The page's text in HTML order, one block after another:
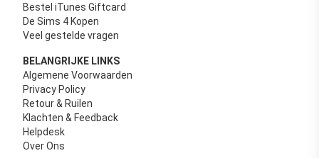
Bestel iTunes Giftcard
De Sims 4 Kopen
Veel gestelde vragen
BELANGRIJKE LINKS
Algemene Voorwaarden
Privacy Policy
Retour & Ruilen
Klachten & Feedback
Helpdesk
Over Ons